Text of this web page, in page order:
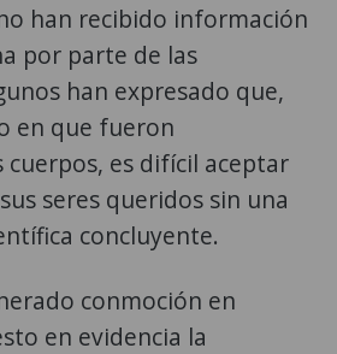
han recibido información
por parte de las
han expresado que,
en que fueron
es difícil aceptar
seres queridos sin una
concluyente.
conmoción en
en evidencia la